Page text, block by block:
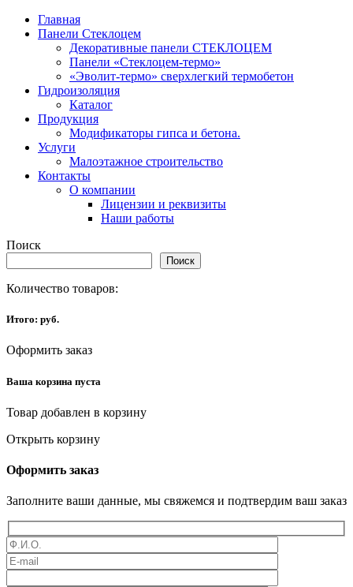
Главная
Панели Стеклоцем
Декоративные панели СТЕКЛОЦЕМ
Панели «Стеклоцем-термо»
«Эволит-термо» сверхлегкий термобетон
Гидроизоляция
Каталог
Продукция
Модификаторы гипса и бетона.
Услуги
Малоэтажное строительство
Контакты
О компании
Лицензии и реквизиты
Наши работы
Поиск
Поиск
Количество товаров:
Итого: руб.
Оформить заказ
Ваша корзина пуста
Товар добавлен в корзину
Открыть корзину
Оформить заказ
Заполните ваши данные, мы свяжемся и подтвердим ваш заказ
Оставьте это поле пустым